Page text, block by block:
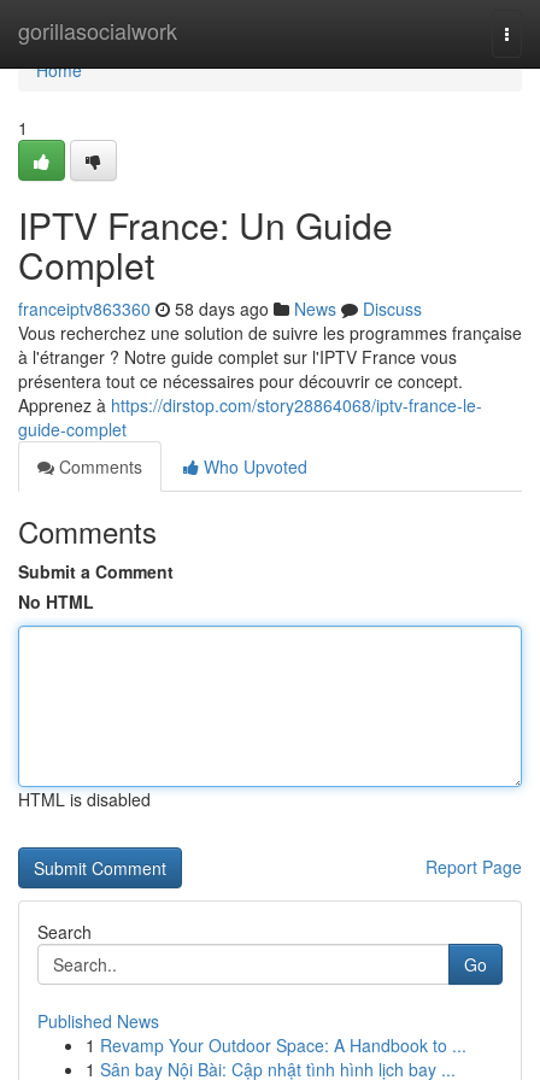
gorillasocialwork
Home
Home
1
IPTV France: Un Guide
Complet
franceiptv863360 58 days ago News
Discuss
Vous recherchez une solution de suivre les programmes française
à l'étranger ? Notre guide complet sur l'IPTV France vous
présentera tout ce nécessaires pour découvrir ce concept.
Apprenez à https://dirstop.com/story28864068/iptv-france-le-
guide-complet
Comments
Who Upvoted
Comments
Submit a Comment
No HTML
HTML is disabled
Report Page
Search
Go
Published News
1 Revamp Your Outdoor Space: A Handbook to ...
1 Sân bay Nội Bài: Cập nhật tình hình lịch bay ...